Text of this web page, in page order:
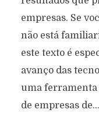
empresas. Se
não está
este texto é
avanço das
uma ferramenta
de empresas de...